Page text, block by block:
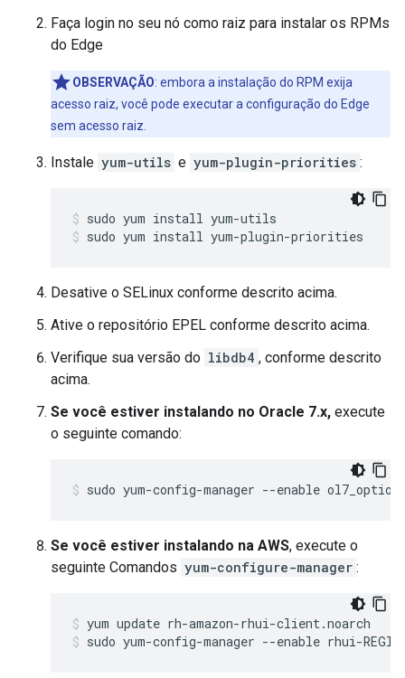
Faça login no seu nó como raiz para instalar os RPMs
do Edge
OBSERVAÇÃO: embora a instalação do RPM exija
acesso raiz, você pode executar a configuração do Edge
sem acesso raiz.
Instale yum-utils e yum-plugin-priorities :
sudo yum install yum-plugin-priorities
Desative o SELinux conforme descrito acima.
Ative o repositório EPEL conforme descrito acima.
Verifique sua versão do libdb4 , conforme descrito
acima.
Se você estiver instalando no Oracle 7.x, execute
o seguinte comando:
sudo yum-config-manager --enable
Se você estiver instalando na AWS, execute o
seguinte Comandos yum-configure-manager :
sudo yum-config-manager --enable rhui-